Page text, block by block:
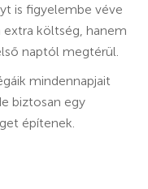
is figyelembe véve
költség, hanem
naptól megtérül.
mindennapjait
biztosan egy
építenek.